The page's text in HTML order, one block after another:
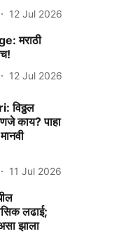
12 Jul 2026
मराठी
12 Jul 2026
विठ्ठल
काय? पाहा
11 Jul 2026
लढाई;
झाला